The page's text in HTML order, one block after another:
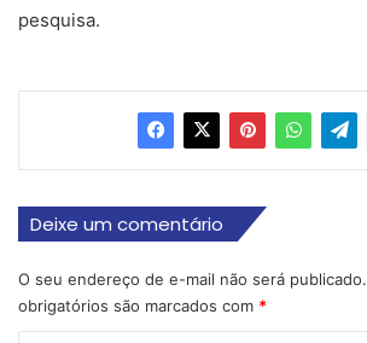
pesquisa.
Deixe um comentário
O seu endereço de e-mail não será publicado.
obrigatórios são marcados com *